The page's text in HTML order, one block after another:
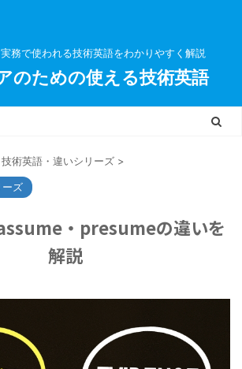
で使われる技術英語をわかりやすく解説
のための使える技術英語
技術英語・違いシリーズ >
ーズ
・presumeの違いを
解説